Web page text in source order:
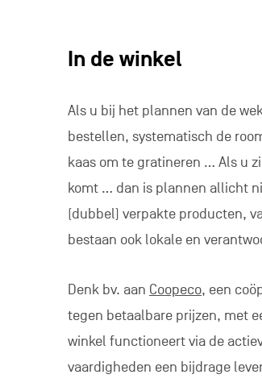
In de winkel
Als u bij het plannen van de
bestellen, systematisch de
kaas om te gratineren … Als u
komt … dan is plannen allicht
(dubbel) verpakte producten,
bestaan ook lokale en
Denk bv. aan Coopeco, een
tegen betaalbare prijzen, met
winkel functioneert via de
vaardigheden een bijdrage